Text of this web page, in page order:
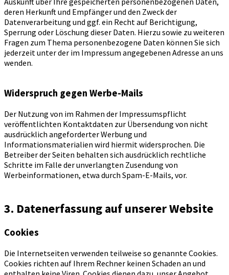
deren Herkunft und Empfänger und den Zweck der
Datenverarbeitung und ggf. ein Recht auf Berichtigung,
Sperrung oder Löschung dieser Daten. Hierzu sowie zu weiteren
Fragen zum Thema personenbezogene Daten können Sie sich
jederzeit unter der im Impressum angegebenen Adresse an uns
wenden.
Widerspruch gegen Werbe-Mails
Der Nutzung von im Rahmen der Impressumspflicht
veröffentlichten Kontaktdaten zur Übersendung von nicht
ausdrücklich angeforderter Werbung und
Informationsmaterialien wird hiermit widersprochen. Die
Betreiber der Seiten behalten sich ausdrücklich rechtliche
Schritte im Falle der unverlangten Zusendung von
Werbeinformationen, etwa durch Spam-E-Mails, vor.
3. Datenerfassung auf unserer Website
Cookies
Die Internetseiten verwenden teilweise so genannte Cookies.
Cookies richten auf Ihrem Rechner keinen Schaden an und